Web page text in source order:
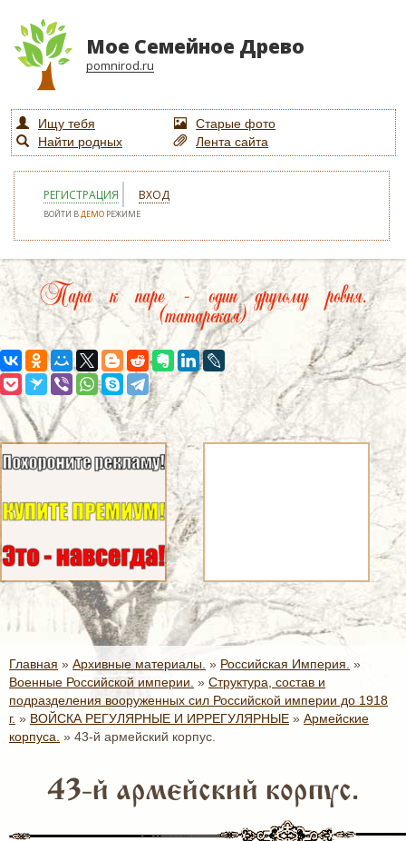
Мое Семейное Древо
pomnirod.ru
Ищу тебя
Старые фото
Найти родных
Лента сайта
РЕГИСТРАЦИЯ ВХОД
ВОЙТИ ВДЕМО РЕЖИМЕ
Пара к паре – один другому ровня.
(татарская)
Главная » Архивные материалы. » Российская Империя. »
Военные Российской империи. » Структура, состав и
подразделения вооруженных сил Российской империи до 1918
г. » ВОЙСКА РЕГУЛЯРНЫЕ И ИРРЕГУЛЯРНЫЕ » Армейские
корпуса. » 43-й армейский корпус.
43-й армейский корпус.